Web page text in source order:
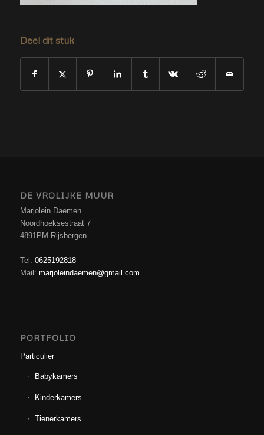
Deel dit stuk
DE VROLIJKE MUUR
Marjolein Daemen
Noordhoeksestraat 7
4891PM Rijsbergen
Tel: 0625192818
Mail: marjoleindaemen@gmail.com
PORTFOLIO
Particulier
Babykamers
Kinderkamers
Tienerkamers